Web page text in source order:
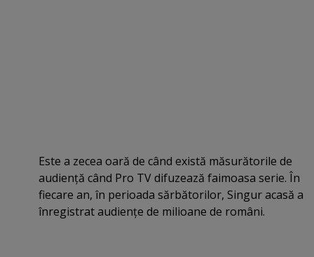
Este a zecea oară de când există măsurătorile de
audienţă când Pro TV difuzează faimoasa serie. În
fiecare an, în perioada sărbătorilor, Singur acasă a
înregistrat audienţe de milioane de români.